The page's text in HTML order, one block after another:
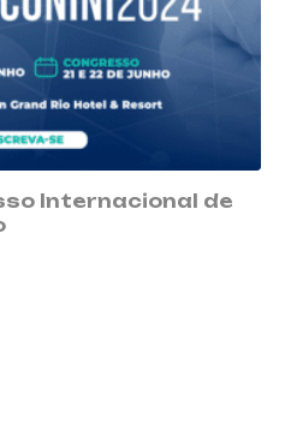
Internacional de